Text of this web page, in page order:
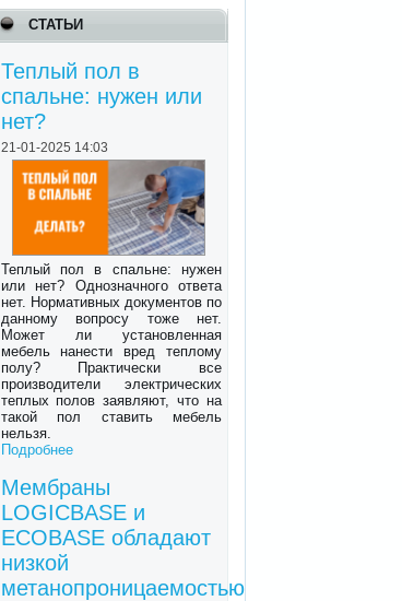
СТАТЬИ
Теплый пол в
спальне: нужен или
нет?
21-01-2025 14:03
Теплый пол в спальне: нужен
или нет? Однозначного ответа
нет. Нормативных документов по
данному вопросу тоже нет.
Может ли установленная
мебель нанести вред теплому
полу? Практически все
производители электрических
теплых полов заявляют, что на
такой пол ставить мебель
нельзя.
Подробнее
Мембраны
LOGICBASE и
ECOBASE обладают
низкой
метанопроницаемостью